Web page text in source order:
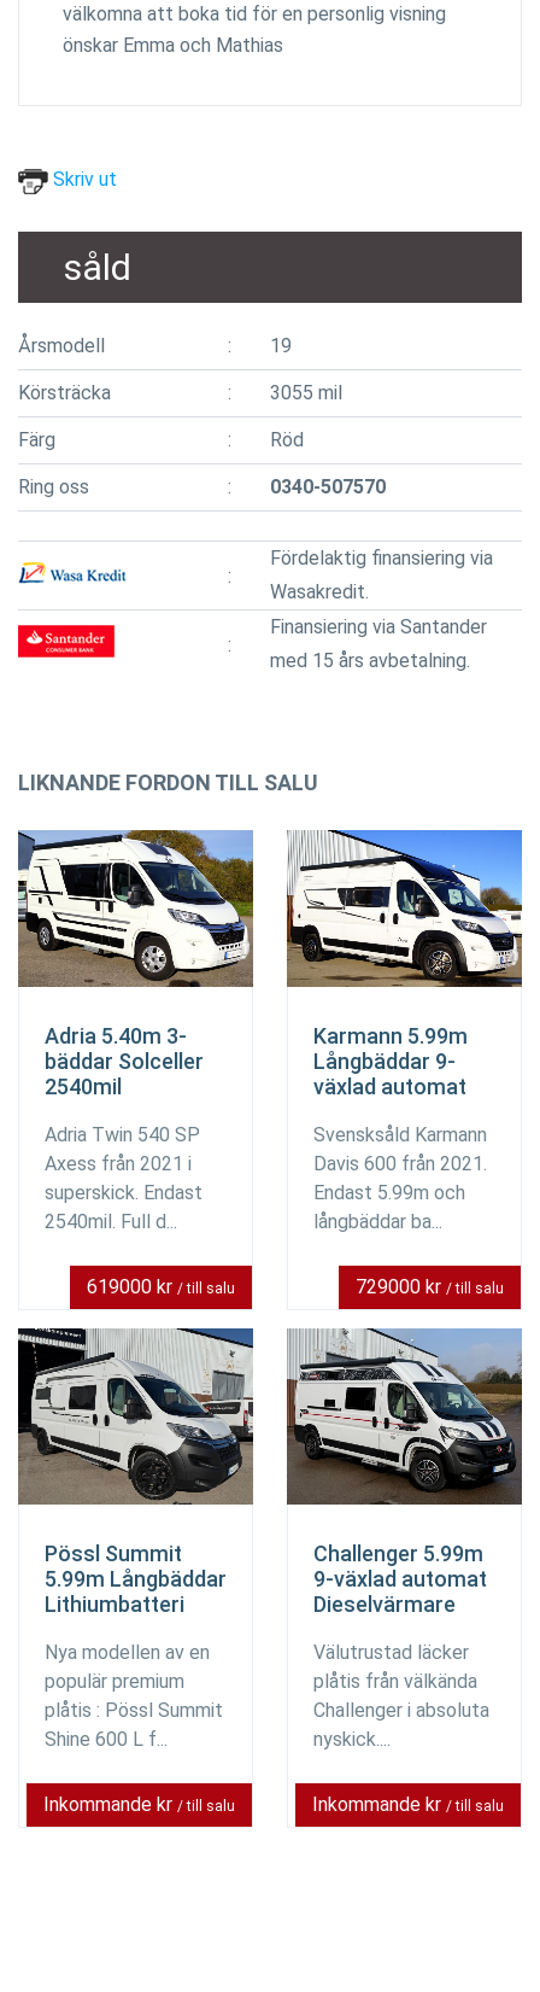
välkomna att boka tid för en personlig visning
önskar Emma och Mathias
Skriv ut
såld
Årsmodell 19
Körsträcka 3055 mil
Färg Röd
Ring oss 0340-507570
Fördelaktig finansiering via
Wasakredit.
Finansiering via Santander
med 15 års avbetalning.
LIKNANDE FORDON TILL SALU
Adria 5.40m 3-
bäddar Solceller
2540mil
Adria Twin 540 SP
Axess från 2021 i
superskick. Endast
2540mil. Full d...
619000 kr / till salu
Karmann 5.99m
Långbäddar 9-
växlad automat
Svensksåld Karmann
Davis 600 från 2021.
Endast 5.99m och
långbäddar ba...
729000 kr / till salu
Pössl Summit
5.99m Långbäddar
Lithiumbatteri
Nya modellen av en
populär premium
plåtis : Pössl Summit
Shine 600 L f...
Inkommande kr / till salu
Challenger 5.99m
9-växlad automat
Dieselvärmare
Välutrustad läcker
plåtis från välkända
Challenger i absoluta
nyskick....
Inkommande kr / till salu